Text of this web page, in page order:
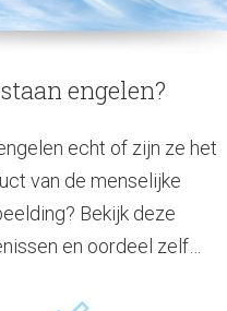
engelen?
echt of zijn ze het
van de menselijke
Bekijk deze
en oordeel zelf…